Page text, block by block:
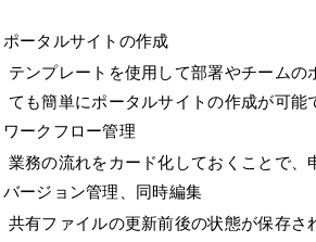
ポータルサイトの作成
テンプレートを使用して部署やチーム
ても簡単にポータルサイトの作成が可能
ワークフロー管理
業務の流れをカード化しておくことで、
バージョン管理、同時編集
共有ファイルの更新前後の状態が保存